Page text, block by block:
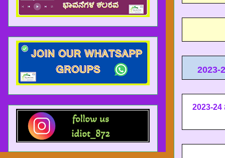
2023-
2023-24